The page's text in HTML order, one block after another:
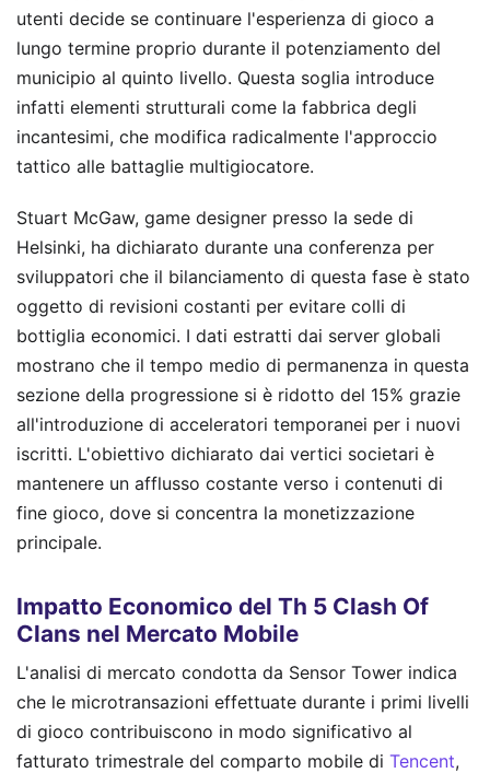
utenti decide se continuare l'esperienza di gioco a
lungo termine proprio durante il potenziamento del
municipio al quinto livello. Questa soglia introduce
infatti elementi strutturali come la fabbrica degli
incantesimi, che modifica radicalmente l'approccio
tattico alle battaglie multigiocatore.
Stuart McGaw, game designer presso la sede di
Helsinki, ha dichiarato durante una conferenza per
sviluppatori che il bilanciamento di questa fase è stato
oggetto di revisioni costanti per evitare colli di
bottiglia economici. I dati estratti dai server globali
mostrano che il tempo medio di permanenza in questa
sezione della progressione si è ridotto del 15% grazie
all'introduzione di acceleratori temporanei per i nuovi
iscritti. L'obiettivo dichiarato dai vertici societari è
mantenere un afflusso costante verso i contenuti di
fine gioco, dove si concentra la monetizzazione
principale.
Impatto Economico del Th 5 Clash Of
Clans nel Mercato Mobile
L'analisi di mercato condotta da Sensor Tower indica
che le microtransazioni effettuate durante i primi livelli
di gioco contribuiscono in modo significativo al
fatturato trimestrale del comparto mobile di Tencent,